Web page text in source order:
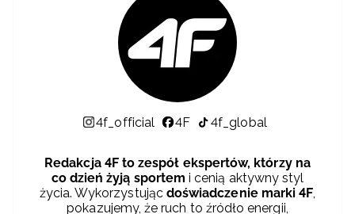
4f_official 4F 4f_global
Redakcja 4F to zespół ekspertów, którzy na
co dzień żyją sportem i cenią aktywny styl
życia. Wykorzystując doświadczenie marki 4F,
pokazujemy, że ruch to źródło energii,